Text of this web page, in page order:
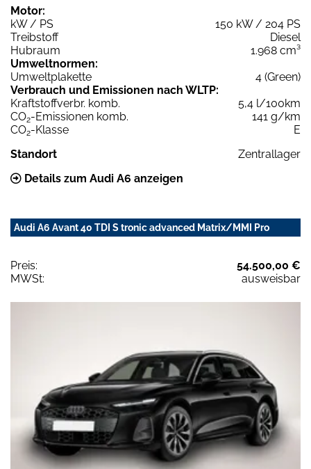
Motor:
kW / PS
150 kW / 204 PS
Treibstoff
Diesel
Hubraum
1.968 cm³
Umweltnormen:
Umweltplakette
4 (Green)
Verbrauch und Emissionen nach WLTP:
Kraftstoffverbr. komb.
5,4 l/100km
CO2-Emissionen komb.
141 g/km
CO2-Klasse
E
Standort
Zentrallager
Details zum Audi A6 anzeigen
Audi A6 Avant 40 TDI S tronic advanced Matrix/MMI Pro
Preis:
54.500,00 €
MWSt:
ausweisbar